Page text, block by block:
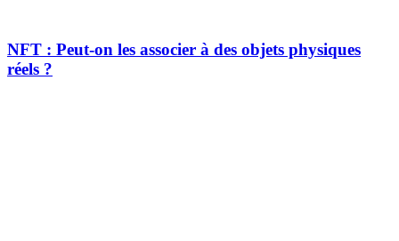
NFT : Peut-on les associer à des objets physiques
réels ?